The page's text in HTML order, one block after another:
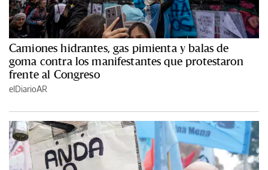
Camiones hidrantes, gas pimienta y balas de
goma contra los manifestantes que protestaron
frente al Congreso
elDiarioAR